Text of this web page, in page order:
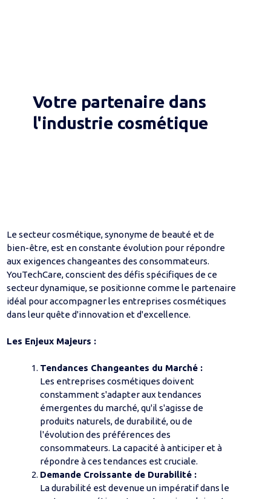
Votre partenaire dans
l'industrie cosmétique
Le secteur cosmétique, synonyme de beauté et de
bien-être, est en constante évolution pour répondre
aux exigences changeantes des consommateurs.
YouTechCare, conscient des défis spécifiques de ce
secteur dynamique, se positionne comme le partenaire
idéal pour accompagner les entreprises cosmétiques
dans leur quête d'innovation et d'excellence.
Les Enjeux Majeurs :
Tendances Changeantes du Marché :
Les entreprises cosmétiques doivent
constamment s'adapter aux tendances
émergentes du marché, qu'il s'agisse de
produits naturels, de durabilité, ou de
l'évolution des préférences des
consommateurs. La capacité à anticiper et à
répondre à ces tendances est cruciale.
Demande Croissante de Durabilité :
La durabilité est devenue un impératif dans le